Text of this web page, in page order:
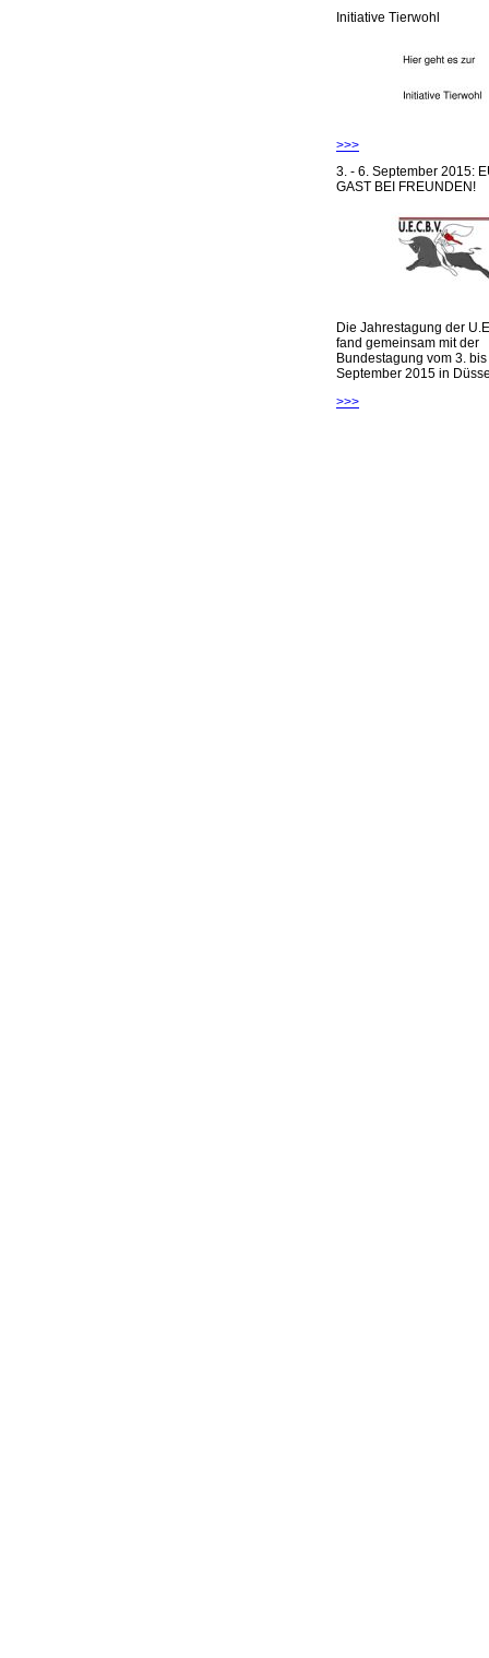
Initiative Tierwohl
>>>
3. - 6. September 2015:
GAST BEI FREUNDEN!
Die Jahrestagung der
fand gemeinsam mit der
Bundestagung vom 3. bis
September 2015 in
>>>